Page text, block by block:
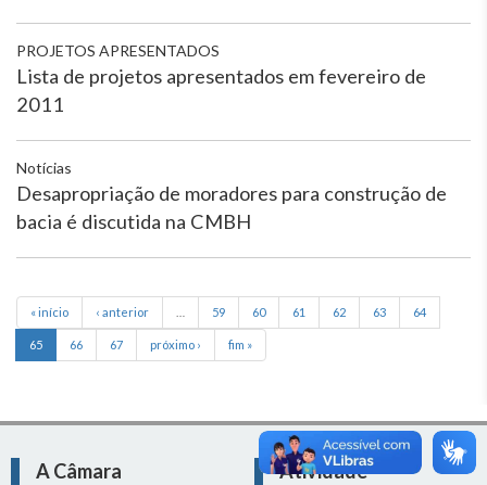
PROJETOS APRESENTADOS
Lista de projetos apresentados em fevereiro de
2011
Notícias
Desapropriação de moradores para construção de
bacia é discutida na CMBH
« início ‹ anterior 59 60 61 62 63 64
65 66 67 próximo › fim »
A Câmara
Atividade